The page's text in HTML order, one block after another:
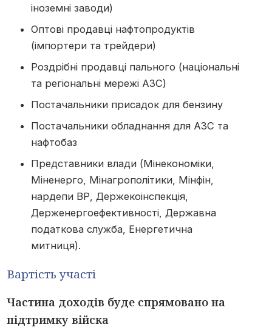
іноземні заводи)
Оптові продавці нафтопродуктів
(імпортери та трейдери)
Роздрібні продавці пального (національні
та регіональні мережі АЗС)
Постачальники присадок для бензину
Постачальники обладнання для АЗС та
нафтобаз
Представники влади (Мінекономіки,
Міненерго, Мінагрополітики, Мінфін,
нардепи ВР, Держекоінспекція,
Держенергоефективності, Державна
податкова служба, Енергетична
митниця).
Вартість участі
Частина доходів буде спрямовано на
підтримку війска